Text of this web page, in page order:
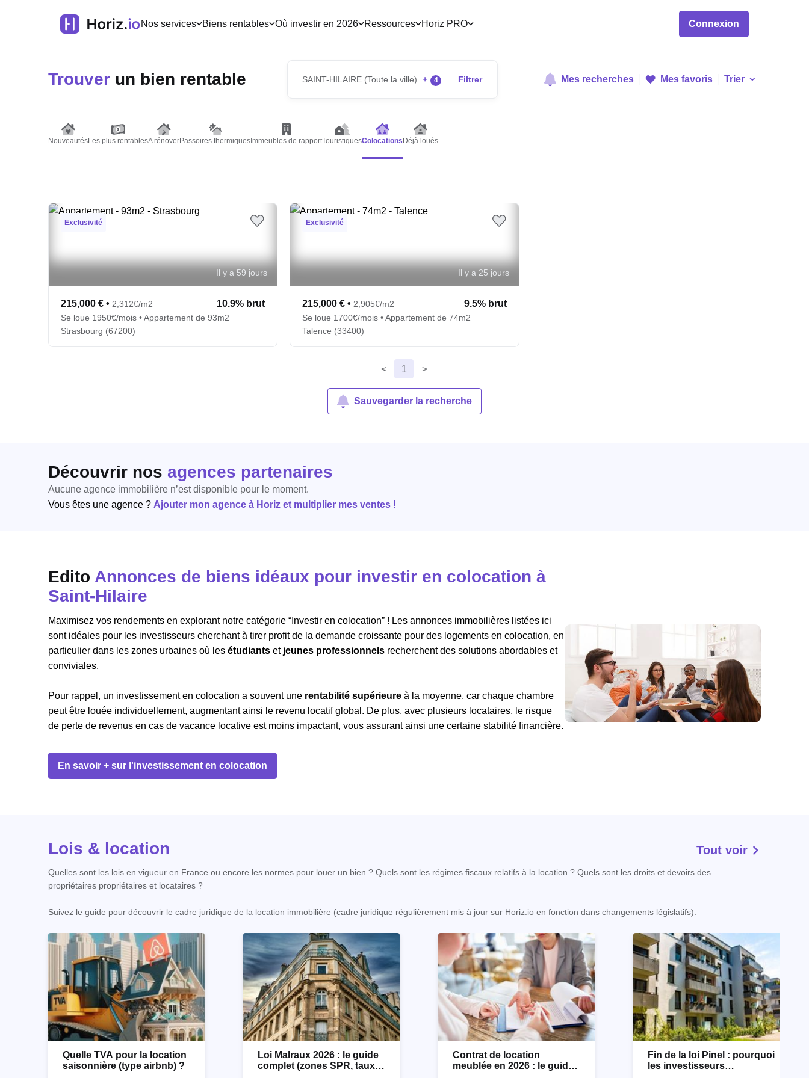
Nos services Biens rentables Où investir en 2026 Ressources Horiz PRO Connexion
Trouver un bien rentable SAINT-HILAIRE (Toute la ville) + 4 Filtrer Mes recherches Mes favoris Trier
NouveautésLes plus rentablesA rénoverPassoires thermiques Immeubles de rapportTouristiquesColocations Déjà loués
Exclusivité
Il y a 59 jours
215,000 € • 2,312€/m2 10.9% brut
Se loue 1950€/mois • Appartement de 93m2
Strasbourg (67200)
Exclusivité
Il y a 25 jours
215,000 € • 2,905€/m2 9.5% brut
Se loue 1700€/mois • Appartement de 74m2
Talence (33400)
< 1 >
Sauvegarder la recherche
Découvrir nos agences partenaires
Aucune agence immobilière n’est disponible pour le moment.
Vous êtes une agence ? Ajouter mon agence à Horiz et multiplier mes ventes !
Edito Annonces de biens idéaux pour investir en colocation à
Saint-Hilaire
Maximisez vos rendements en explorant notre catégorie “Investir en colocation” ! Les annonces immobilières listées ici
sont idéales pour les investisseurs cherchant à tirer profit de la demande croissante pour des logements en colocation, en
particulier dans les zones urbaines où les étudiants et jeunes professionnels recherchent des solutions abordables et
conviviales.
Pour rappel, un investissement en colocation a souvent une rentabilité supérieure à la moyenne, car chaque chambre
peut être louée individuellement, augmentant ainsi le revenu locatif global. De plus, avec plusieurs locataires, le risque
de perte de revenus en cas de vacance locative est moins impactant, vous assurant ainsi une certaine stabilité financière.
En savoir + sur l'investissement en colocation
Lois & location Tout voir
Quelles sont les lois en vigueur en France ou encore les normes pour louer un bien ? Quels sont les régimes fiscaux relatifs à la location ? Quels sont les droits et devoirs des
propriétaires propriétaires et locataires ?
Suivez le guide pour découvrir le cadre juridique de la location immobilière (cadre juridique régulièrement mis à jour sur Horiz.io en fonction dans changements législatifs).
Quelle TVA pour la location
saisonnière (type airbnb) ?
Loi Malraux 2026 : le guide
complet (zones SPR, taux,
Contrat de location
meublée en 2026 : le guide
Fin de la loi Pinel : pourquoi
les investisseurs